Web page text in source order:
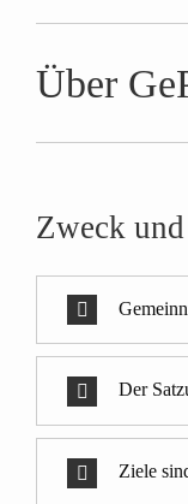
Über
Zweck
Der
Ziele